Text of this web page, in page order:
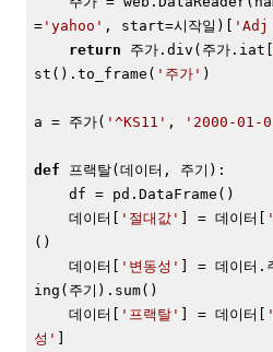
='yahoo' , start=시작일)[ 'Adj
return 주가.div(주가.iat[
st().to_frame( '주가' )
a = 주가( '^KS11' , '2000-01-
def 프랙탈(데이터, 주기) :
    데이터[
'절대값' ] = 데이터[
()
    데이터[
'변동성'
] = 데이
ing(주기).sum()
    데이터[
'프랙탈' ] = 데이터[
성'